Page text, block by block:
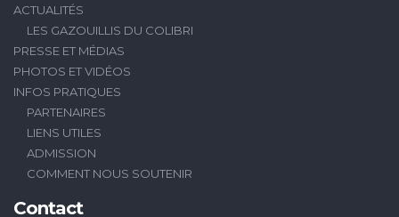
ACTUALITÉS
LES GAZOUILLIS DU COLIBRI
PRESSE ET MÉDIAS
PHOTOS ET VIDÉOS
INFOS PRATIQUES
PARTENAIRES
LIENS UTILES
ADMISSION
COMMENT NOUS SOUTENIR
Contact